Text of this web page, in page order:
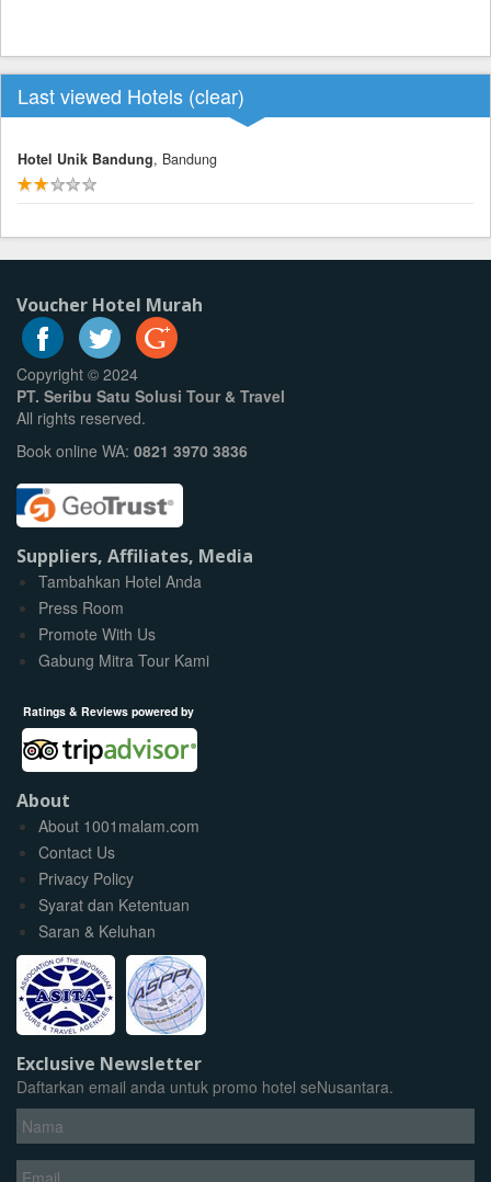
Last viewed Hotels (clear)
Hotel Unik Bandung, Bandung
Voucher Hotel Murah
Copyright © 2024
PT. Seribu Satu Solusi Tour & Travel
All rights reserved.
Book online WA: 0821 3970 3836
Suppliers, Affiliates, Media
Tambahkan Hotel Anda
Press Room
Promote With Us
Gabung Mitra Tour Kami
Ratings & Reviews powered by
About
About 1001malam.com
Contact Us
Privacy Policy
Syarat dan Ketentuan
Saran & Keluhan
Exclusive Newsletter
Daftarkan email anda untuk promo hotel seNusantara.